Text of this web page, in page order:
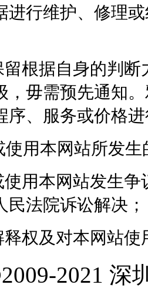
进行维护、修理
根据自身的判
，毋需预先通知
序、服务或价格
使用本网站所发
使用本网站发生
法院诉讼解决；
释权及对本网站
2021